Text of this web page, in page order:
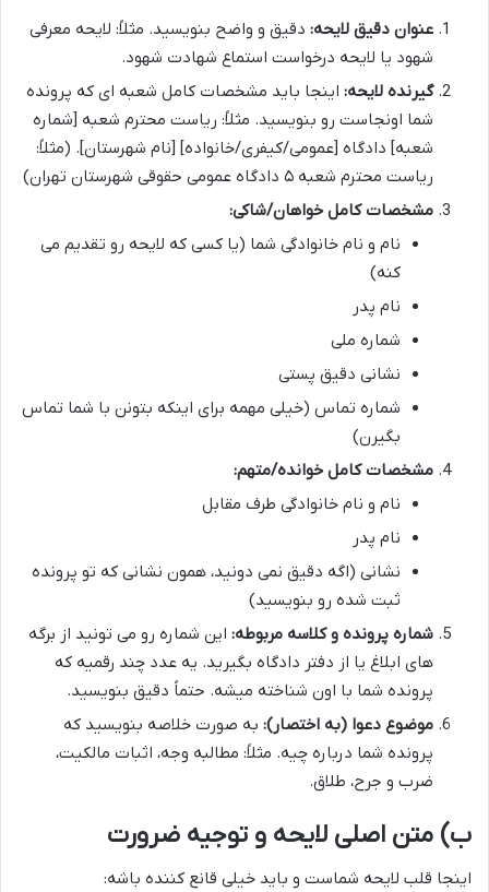
عنوان دقیق لایحه: دقیق و واضح بنویسید. مثلاً: لایحه معرفی
شهود یا لایحه درخواست استماع شهادت شهود.
گیرنده لایحه: اینجا باید مشخصات کامل شعبه ای که پرونده
شما اونجاست رو بنویسید. مثلاً: ریاست محترم شعبه [شماره
شعبه] دادگاه [عمومی/کیفری/خانواده] [نام شهرستان]. (مثلاً:
ریاست محترم شعبه ۵ دادگاه عمومی حقوقی شهرستان تهران)
مشخصات کامل خواهان/شاکی:
نام و نام خانوادگی شما (یا کسی که لایحه رو تقدیم می
کنه)
نام پدر
شماره ملی
نشانی دقیق پستی
شماره تماس (خیلی مهمه برای اینکه بتونن با شما تماس
بگیرن)
مشخصات کامل خوانده/متهم:
نام و نام خانوادگی طرف مقابل
نام پدر
نشانی (اگه دقیق نمی دونید، همون نشانی که تو پرونده
ثبت شده رو بنویسید)
شماره پرونده و کلاسه مربوطه: این شماره رو می تونید از برگه
های ابلاغ یا از دفتر دادگاه بگیرید. یه عدد چند رقمیه که
پرونده شما با اون شناخته میشه. حتماً دقیق بنویسید.
موضوع دعوا (به اختصار): به صورت خلاصه بنویسید که
پرونده شما درباره چیه. مثلاً: مطالبه وجه، اثبات مالکیت،
ضرب و جرح، طلاق.
ب) متن اصلی لایحه و توجیه ضرورت
اینجا قلب لایحه شماست و باید خیلی قانع کننده باشه: